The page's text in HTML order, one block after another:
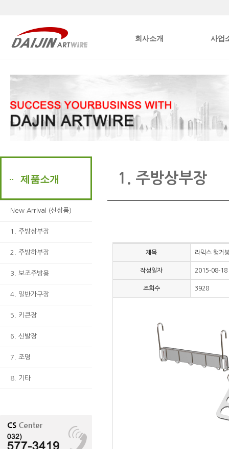
회사소개 사업
제품소개
New Arrival (신상품)
1. 주방상부장
2. 주방하부장
3. 보조주방용
4. 일반가구장
5. 키큰장
6. 신발장
7. 조명
8. 기타
1. 주방상부장
제목 라믹스 행거
작성일자 2015-08-18
조회수 3928